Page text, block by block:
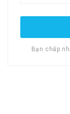
Bạn chấp